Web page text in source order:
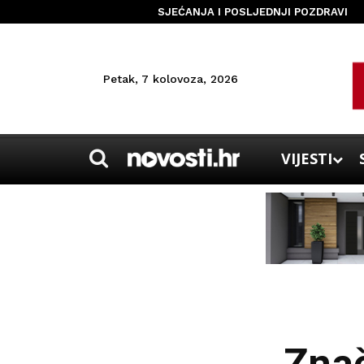
SJEĆANJA I POSLJEDNJI POZDRAVI
Petak, 7 kolovoza, 2026
VIJESTI